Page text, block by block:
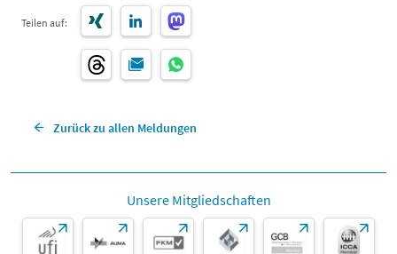
Teilen auf:
Zurück zu allen Meldungen
Unsere Mitgliedschaften